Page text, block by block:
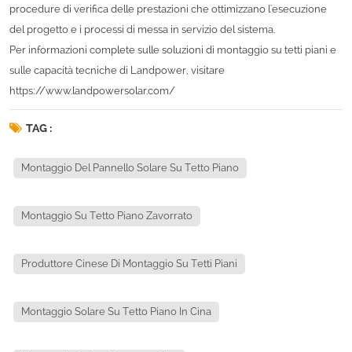
procedure di verifica delle prestazioni che ottimizzano l'esecuzione
del progetto e i processi di messa in servizio del sistema.
Per informazioni complete sulle soluzioni di montaggio su tetti piani e
sulle capacità tecniche di Landpower, visitare
https://www.landpowersolar.com/
TAG :
Montaggio Del Pannello Solare Su Tetto Piano
Montaggio Su Tetto Piano Zavorrato
Produttore Cinese Di Montaggio Su Tetti Piani
Montaggio Solare Su Tetto Piano In Cina